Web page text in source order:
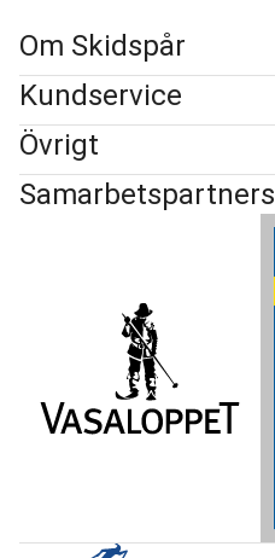
Om Skidspår
Kundservice
Övrigt
Samarbetspartners